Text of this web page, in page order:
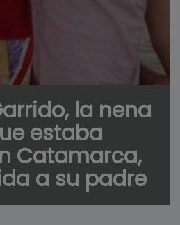
la nena
estaba
Catamarca,
a su padre